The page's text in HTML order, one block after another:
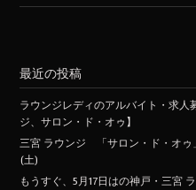
最近の投稿
ラウンジレディのアルバイト・求人
ジ、サロン・ド・オゥ】
三宮 ラウンジ 「サロン・ド・オ
(土)
もうすぐ、5月17日はの神戸・三宮